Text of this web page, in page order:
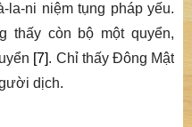
la-ni niệm tụng pháp yếu.
thấy còn bộ một quyển,
[7]. Chỉ thấy Đông Mật
dịch.